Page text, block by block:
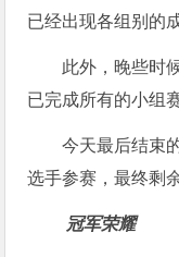
已经出现各组别的
此外，晚些时
已完成所有的小组
今天最后结束
选手参赛，最终剩
冠军荣耀